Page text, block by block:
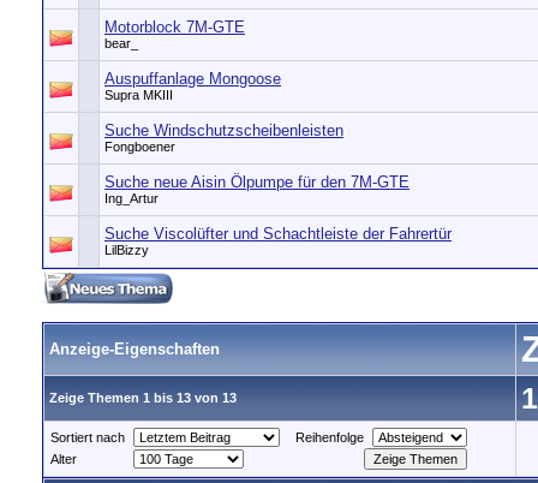
Motorblock 7M-GTE
bear_
Auspuffanlage Mongoose
Supra MKIII
Suche Windschutzscheibenleisten
Fongboener
Suche neue Aisin Ölpumpe für den 7M-GTE
Ing_Artur
Suche Viscolüfter und Schachtleiste der Fahrertür
LilBizzy
Anzeige-Eigenschaften
Zeige Themen 1 bis 13 von 13
Sortiert nach
Reihenfolge
Alter